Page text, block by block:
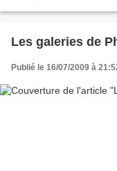
Les galeries de
Publié le 16/07/2009 à